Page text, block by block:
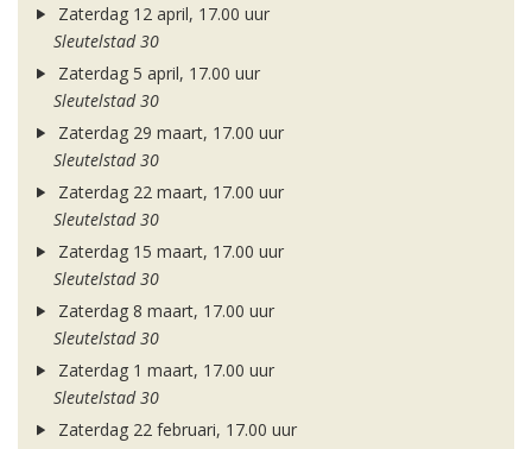
Zaterdag 12 april, 17.00 uur
Sleutelstad 30
Zaterdag 5 april, 17.00 uur
Sleutelstad 30
Zaterdag 29 maart, 17.00 uur
Sleutelstad 30
Zaterdag 22 maart, 17.00 uur
Sleutelstad 30
Zaterdag 15 maart, 17.00 uur
Sleutelstad 30
Zaterdag 8 maart, 17.00 uur
Sleutelstad 30
Zaterdag 1 maart, 17.00 uur
Sleutelstad 30
Zaterdag 22 februari, 17.00 uur